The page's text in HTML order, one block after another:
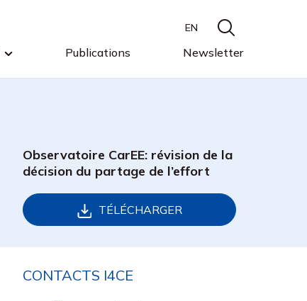
Publications Newsletter
EN
Observatoire CarEE: révision de la
décision du partage de l’effort
TÉLÉCHARGER
CONTACTS I4CE